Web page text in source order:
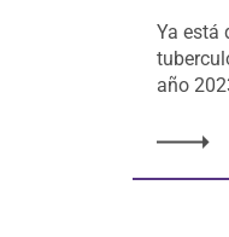
Ya está
año